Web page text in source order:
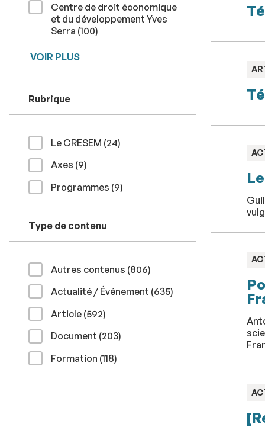
Centre de droit économique
et du développement Yves
Serra (100résultats
)
VOIR PLUS
Rubrique
Le CRESEM (24résultats
)
Axes (9résultats
)
Programmes (9résultats
)
Type de contenu
Autres contenus (806résultats
)
Actualité / Événement (635résultats
)
Article (592résultats
)
Document (203résultats
)
Formation (118résultats
)